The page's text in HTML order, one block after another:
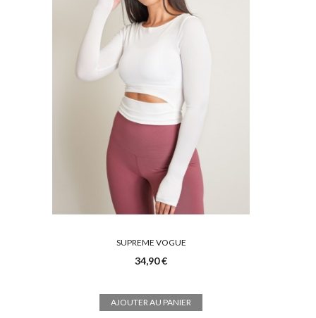
SUPREME VOGUE
34,90 €
AJOUTER AU PANIER